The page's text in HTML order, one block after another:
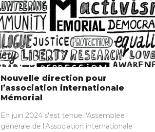
Nouvelle direction pour
l’association internationale
Mémorial
En juin 2024 s'est tenue l'Assemblée
générale de l'Association internationale